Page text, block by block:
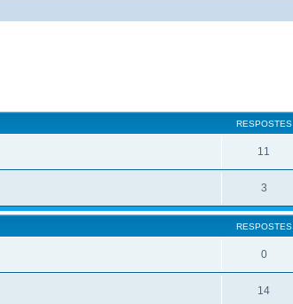
RESPOSTES
11
3
RESPOSTES
0
14